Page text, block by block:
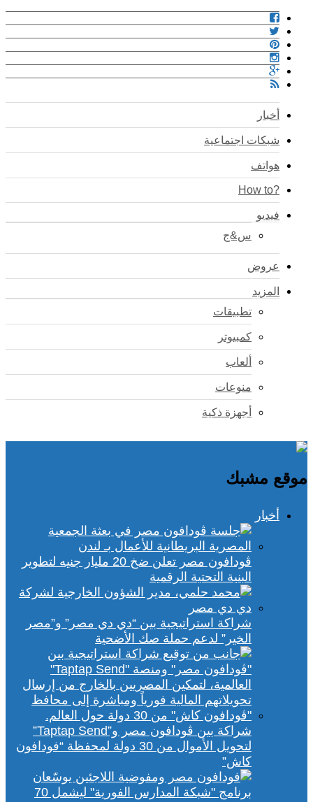
أخبار
شبكات اجتماعية
هواتف
?How to
فيديو
س&ج
عروض
المزيد
تطبيقات
كمبيوتر
ألعاب
منوعات
أجهزة ذكية
موقع مشبك
أخبار
ڤودافون مصر تعلن ضخ 20 مليار جنيه لتطوير
البنية التحتية الرقمية
شراكة استراتيجية بين “دي دي مصر” و”مصر
الخير” لدعم حملة صك الأضحية
شراكة بين ڤودافون مصر و”Taptap Send”
لتحويل الأموال من 30 دولة لمحفظة “فودافون
كاش”